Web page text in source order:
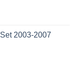
2003-2007